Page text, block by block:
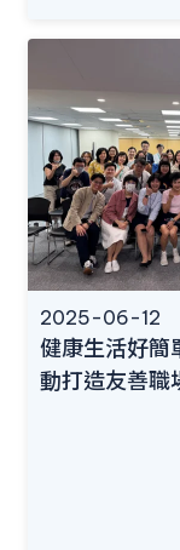
2025-06-12
健康生活好簡
動打造友善職